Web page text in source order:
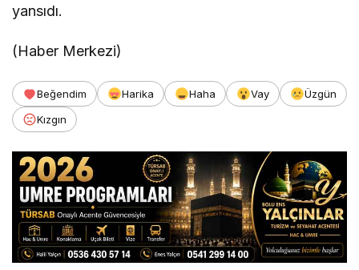
yansıdı.
(Haber Merkezi)
Beğendim Harika Haha Vay
Üzgün
Kızgın